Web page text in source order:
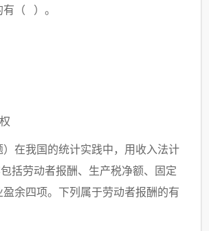
有（
）。
）在我国的统计实践中，用收入法计
括劳动者报酬、生产税净额、固定
盈余四项。下列属于劳动者报酬的有